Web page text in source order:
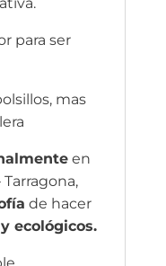
para ser
mas
en
de hacer
ecológicos.